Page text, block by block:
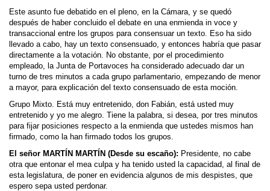
Este asunto fue debatido en el pleno, en la Cámara, y se quedó
después de haber concluido el debate en una enmienda in voce y
transaccional entre los grupos para consensuar un texto. Eso ha sido
llevado a cabo, hay un texto consensuado, y entonces habría que pasar
directamente a la votación. No obstante, por el procedimiento
empleado, la Junta de Portavoces ha considerado adecuado dar un
turno de tres minutos a cada grupo parlamentario, empezando de menor
a mayor, para explicación del texto consensuado de esta moción.
Grupo Mixto. Está muy entretenido, don Fabián, está usted muy
entretenido y yo me alegro. Tiene la palabra, si desea, por tres minutos
para fijar posiciones respecto a la enmienda que ustedes mismos han
firmado, como la han firmado todos los grupos.
El señor MARTÍN MARTÍN (Desde su escaño): Presidente, no cabe
otra que entonar el mea culpa y ha tenido usted la capacidad, al final de
esta legislatura, de poner en evidencia algunos de mis despistes, que
espero sepa usted perdonar.